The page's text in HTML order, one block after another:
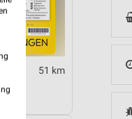
51 km